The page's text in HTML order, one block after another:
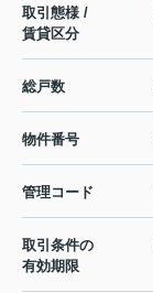
取引態様 /
賃貸区分
総戸数
物件番号
管理コード
取引条件の
有効期限